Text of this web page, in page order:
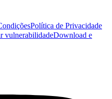
Política de Privacidade
vulnerabilidadeDownload e